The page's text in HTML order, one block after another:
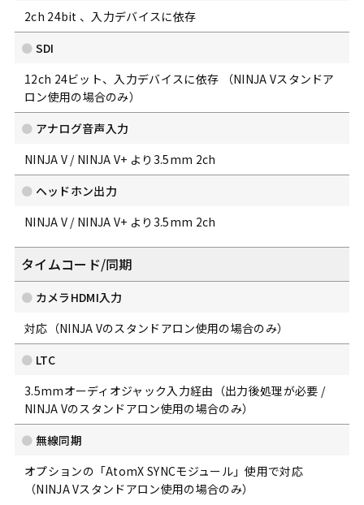
2ch 24bit 、入力デバイスに依存
SDI
12ch 24ビット、入力デバイスに依存 （NINJA Vスタンドア
ロン使用の場合のみ）
アナログ音声入力
NINJA V / NINJA V+ より3.5mm 2ch
ヘッドホン出力
NINJA V / NINJA V+ より3.5mm 2ch
タイムコード/同期
カメラHDMI入力
対応（NINJA Vのスタンドアロン使用の場合のみ）
LTC
3.5mmオーディオジャック入力経由（出力後処理が必要 /
NINJA Vのスタンドアロン使用の場合のみ）
無線同期
オプションの「AtomX SYNCモジュール」使用で対応
（NINJA Vスタンドアロン使用の場合のみ）